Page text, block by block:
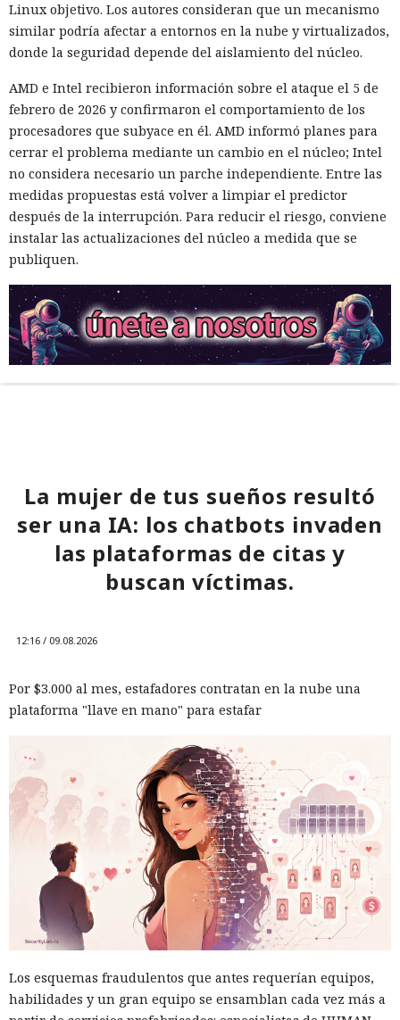
Linux objetivo. Los autores consideran que un mecanismo
similar podría afectar a entornos en la nube y virtualizados,
donde la seguridad depende del aislamiento del núcleo.
AMD e Intel recibieron información sobre el ataque el 5 de
febrero de 2026 y confirmaron el comportamiento de los
procesadores que subyace en él. AMD informó planes para
cerrar el problema mediante un cambio en el núcleo; Intel
no considera necesario un parche independiente. Entre las
medidas propuestas está volver a limpiar el predictor
después de la interrupción. Para reducir el riesgo, conviene
instalar las actualizaciones del núcleo a medida que se
publiquen.
La mujer de tus sueños resultó
ser una IA: los chatbots invaden
las plataformas de citas y
buscan víctimas.
12:16 / 09.08.2026
Por $3.000 al mes, estafadores contratan en la nube una
plataforma "llave en mano" para estafar
Los esquemas fraudulentos que antes requerían equipos,
habilidades y un gran equipo se ensamblan cada vez más a